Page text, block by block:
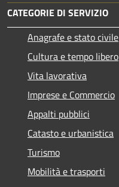
CATEGORIE DI SERVIZIO
Anagrafe e stato civile
Cultura e tempo libero
Vita lavorativa
Imprese e Commercio
Appalti pubblici
Catasto e urbanistica
Turismo
Mobilità e trasporti